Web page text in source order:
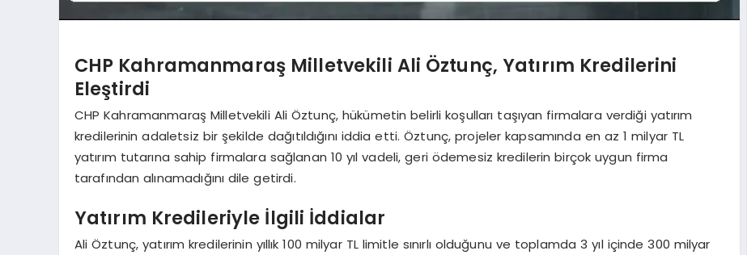
CHP Kahramanmaraş Milletvekili Ali Öztunç, Yatırım Kredilerini
Eleştirdi
CHP Kahramanmaraş Milletvekili Ali Öztunç, hükümetin belirli koşulları taşıyan firmalara verdiği yatırım
kredilerinin adaletsiz bir şekilde dağıtıldığını iddia etti. Öztunç, projeler kapsamında en az 1 milyar TL
yatırım tutarına sahip firmalara sağlanan 10 yıl vadeli, geri ödemesiz kredilerin birçok uygun firma
tarafından alınamadığını dile getirdi.
Yatırım Kredileriyle İlgili İddialar
Ali Öztunç, yatırım kredilerinin yıllık 100 milyar TL limitle sınırlı olduğunu ve toplamda 3 yıl içinde 300 milyar